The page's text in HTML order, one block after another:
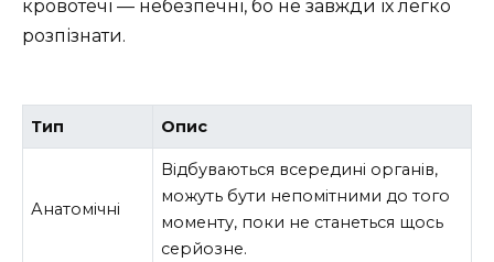
кровотечі — небезпечні, бо не завжди їх легко
розпізнати.
Тип Опис
Анатомічні
Відбуваються всередині органів,
можуть бути непомітними до того
моменту, поки не станеться щось
серйозне.